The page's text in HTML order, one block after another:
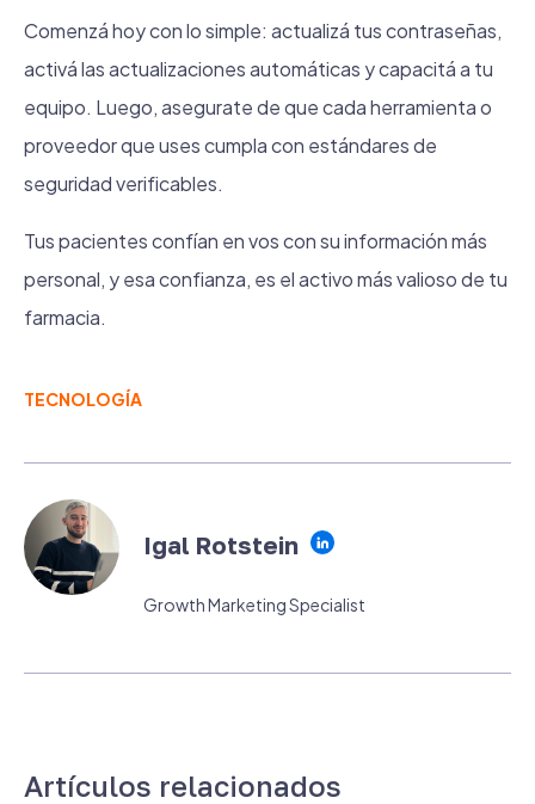
Comenzá hoy con lo simple: actualizá tus contraseñas,
activá las actualizaciones automáticas y capacitá a tu
equipo. Luego, asegurate de que cada herramienta o
proveedor que uses cumpla con estándares de
seguridad verificables.
Tus pacientes confían en vos con su información más
personal, y esa confianza, es el activo más valioso de tu
farmacia.
TECNOLOGÍA
Igal Rotstein
Growth Marketing Specialist
Artículos relacionados